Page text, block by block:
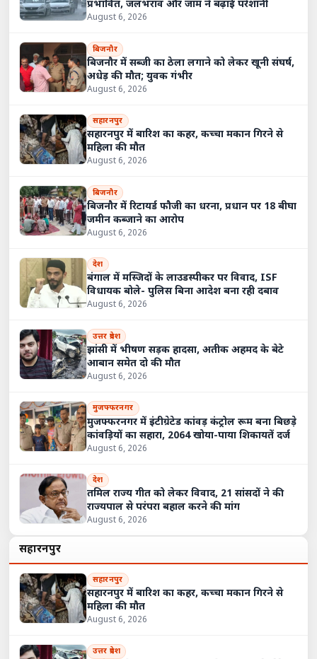
प्रभावित, जलभराव और जाम ने बढ़ाई परेशानी
August 6, 2026
बिजनौर
बिजनौर में सब्जी का ठेला लगाने को लेकर खूनी संघर्ष,
अधेड़ की मौत; युवक गंभीर
August 6, 2026
सहारनपुर
सहारनपुर में बारिश का कहर, कच्चा मकान गिरने से
महिला की मौत
August 6, 2026
बिजनौर
बिजनौर में रिटायर्ड फौजी का धरना, प्रधान पर 18 बीघा
जमीन कब्जाने का आरोप
August 6, 2026
देश
बंगाल में मस्जिदों के लाउडस्पीकर पर विवाद, ISF
विधायक बोले- पुलिस बिना आदेश बना रही दबाव
August 6, 2026
उत्तर प्रदेश
झांसी में भीषण सड़क हादसा, अतीक अहमद के बेटे
आबान समेत दो की मौत
August 6, 2026
मुजफ्फरनगर
मुजफ्फरनगर में इंटीग्रेटेड कांवड़ कंट्रोल रूम बना बिछड़े
कांवड़ियों का सहारा, 2064 खोया-पाया शिकायतें दर्ज
August 6, 2026
देश
तमिल राज्य गीत को लेकर विवाद, 21 सांसदों ने की
राज्यपाल से परंपरा बहाल करने की मांग
August 6, 2026
सहारनपुर
सहारनपुर
सहारनपुर में बारिश का कहर, कच्चा मकान गिरने से
महिला की मौत
August 6, 2026
उत्तर प्रदेश